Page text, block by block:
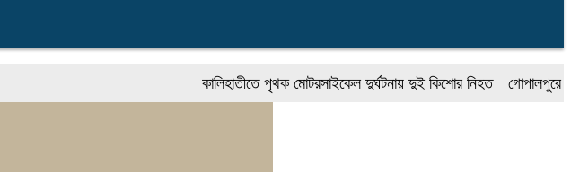
কালিহাতীতে পৃথক মোটরসাইকেল দুর্ঘটনায় দুই কিশোর নিহত গোপালপুরে মাদক